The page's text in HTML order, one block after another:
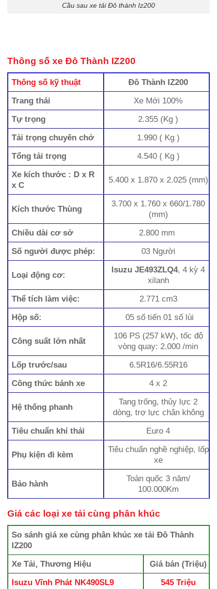
Cầu sau xe tải Đô thành Iz200
Thông số xe Đô Thành IZ200
Thông số kỹ thuật
Đô Thành IZ200
Trang thái
Xe Mới 100%
Tự trọng
2.355 (Kg )
Tải trọng chuyên chở
1.990 ( Kg )
Tổng tải trọng
4.540 ( Kg )
Xe kích thước : D x R
x C
5.400 x 1.870 x 2.025 (mm)
Kích thước Thùng
3.700 x 1.760 x 660/1.780
(mm)
Chiều dài cơ sở
2.800 mm
Số người được phép:
03 Người
Loại động cơ:
Isuzu JE493ZLQ4, 4 kỳ 4
xilanh
Thể tích làm việc:
2.771 cm3
Hộp số:
05 số tiến 01 số lùi
Công suất lớn nhất
106 PS (257 kW), tốc độ
vòng quay: 2.000 /min
Lốp trước/sau
6.5R16/6.55R16
Công thức bánh xe
4 x 2
Hệ thống phanh
Tang trống, thủy lực 2
dòng, trợ lực chân không
Tiêu chuẩn khí thải
Euro 4
Phụ kiện đi kèm
Tiêu chuẩn nghề nghiệp, lốp
xe
Bảo hành
Toàn quốc 3 năm/
100.000Km
Giá các loại xe tải cùng phân khúc
So sánh giá xe cùng phân khúc xe tải Đô Thành
IZ200
Xe Tải, Thương Hiệu
Giá bán (Triệu)
Isuzu Vĩnh Phát NK490SL9
545 Triệu